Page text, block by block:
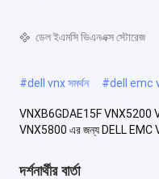
ডেল ইএমসি ভিএনএক্স স্টোরেজ
#dell vnx সমর্থন #dell emc
VNXB6GDAE15F VNX5200
VNX5800 এর জন্য DELL EMC
দর্শনার্থীর বার্তা